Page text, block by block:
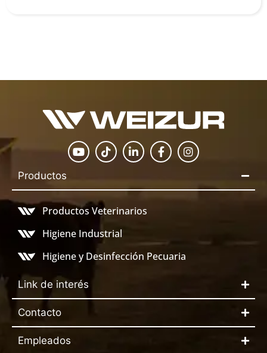
Productos
Productos Veterinarios
Higiene Industrial
Higiene y Desinfección Pecuaria
Link de interés
Contacto
Empleados